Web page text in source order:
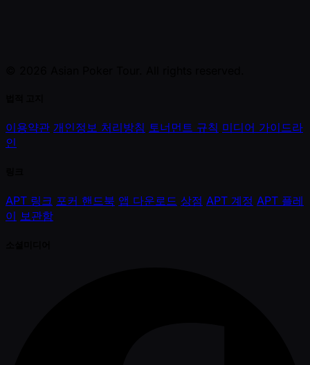
이용약관 개인정보 처리방침 토너먼트 규칙 미디어 가이드라
인
APT 링크 포커 핸드북 앱 다운로드 상점 APT 계정 APT 플레
이 보관함